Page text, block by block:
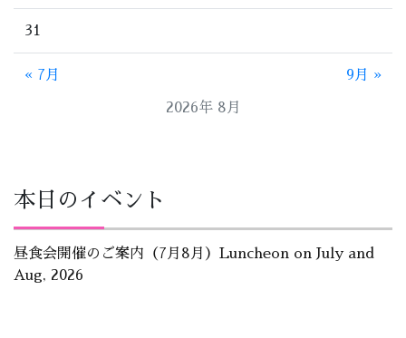
2026年 8月
31
« 7月 9月 »
本日のイベント
昼食会開催のご案内（7月8月）Luncheon on July and
Aug, 2026